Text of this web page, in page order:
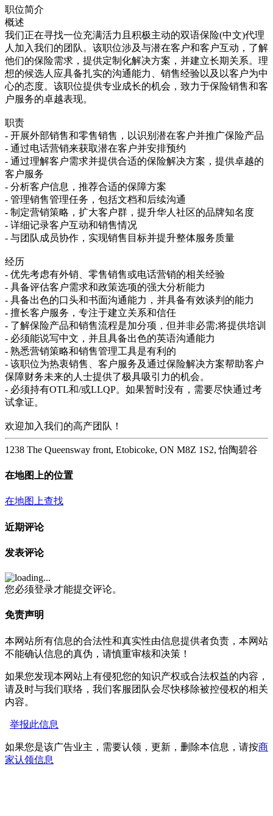
职位简介
概述
我们正在寻找一位充满活力且积极主动的双语保险(中文)代理
人加入我们的团队。该职位涉及与潜在客户和客户互动，了解
他们的保险需求，提供定制化解决方案，并建立长期关系。理
想的候选人应具备扎实的沟通能力、销售经验以及以客户为中
心的态度。该职位提供专业成长的机会，致力于保险销售和客
户服务的卓越表现。
职责
- 开展外部销售和零售销售，以识别潜在客户并推广保险产品
- 通过电话营销来获取潜在客户并安排预约
- 通过理解客户需求并提供合适的保险解决方案，提供卓越的
客户服务
- 分析客户信息，推荐合适的保障方案
- 管理销售管理任务，包括文档和后续沟通
- 制定营销策略，扩大客户群，提升华人社区的品牌知名度
- 详细记录客户互动和销售情况
- 与团队成员协作，实现销售目标并提升整体服务质量
经历
- 优先考虑有外销、零售销售或电话营销的相关经验
- 具备评估客户需求和政策选项的强大分析能力
- 具备出色的口头和书面沟通能力，并具备有效谈判的能力
- 擅长客户服务，专注于建立关系和信任
- 了解保险产品和销售流程是加分项，但并非必需;将提供培训
- 必须能说写中文，并且具备出色的英语沟通能力
- 熟悉营销策略和销售管理工具是有利的
- 该职位为热衷销售、客户服务及通过保险解决方案帮助客户
保障财务未来的人士提供了极具吸引力的机会。
- 必须持有OTL和/或LLQP。如果暂时没有，需要尽快通过考
试拿证。
欢迎加入我们的高产团队！
1238 The Queensway front, Etobicoke, ON M8Z 1S2, 怡陶碧谷
在地图上的位置
在地图上查找
近期评论
发表评论
您必须登录才能提交评论。
免责声明
本网站所有信息的合法性和真实性由信息提供者负责，本网站
不能确认信息的真伪，请慎重审核和决策！
如果您发现本网站上有侵犯您的知识产权或合法权益的内容，
请及时与我们联络，我们客服团队会尽快移除被控侵权的相关
内容。
举报此信息
如果您是该广告业主，需要认领，更新，删除本信息，请按商
家认领信息